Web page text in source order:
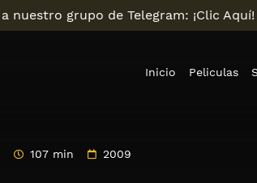
nuestro grupo de Telegram: ¡Clic Aquí!
Inicio Peliculas
107 min 2009